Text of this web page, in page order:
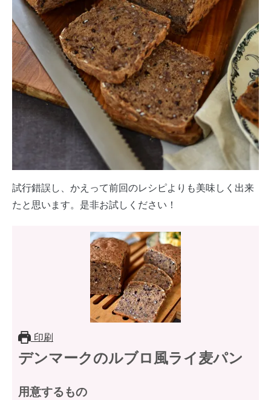
試行錯誤し、かえって前回のレシピよりも美味しく出来
たと思います。是非お試しください！
印刷
デンマークのルブロ風ライ麦パン
用意するもの